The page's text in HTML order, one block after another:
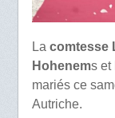
La comtesse
Hohenems et
mariés ce
Autriche.